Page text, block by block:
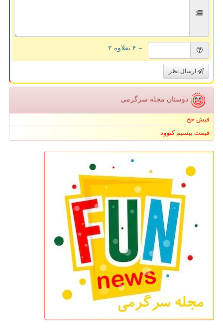
= ۴ بعلاوه ۳
ارسال نظر
دوستان مجله سرگرمی
فیش حج
قیمت بیسیم کنوود